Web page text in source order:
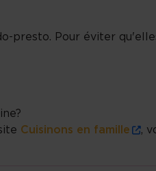
presto. Pour éviter
Cuisinons en famille
,